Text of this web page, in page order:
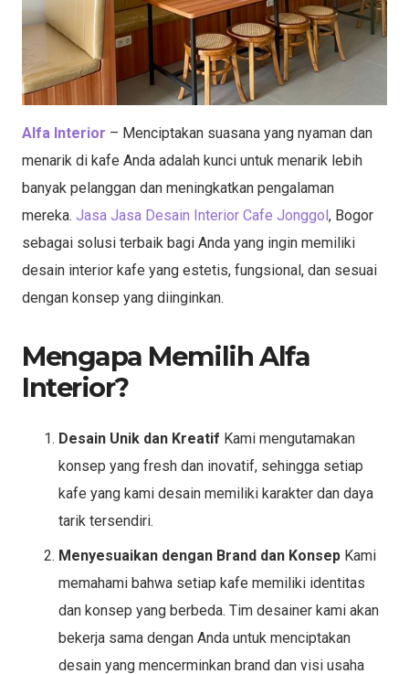
Alfa Interior – Menciptakan suasana yang nyaman dan
menarik di kafe Anda adalah kunci untuk menarik lebih
banyak pelanggan dan meningkatkan pengalaman
mereka. Jasa Jasa Desain Interior Cafe Jonggol, Bogor
sebagai solusi terbaik bagi Anda yang ingin memiliki
desain interior kafe yang estetis, fungsional, dan sesuai
dengan konsep yang diinginkan.
Mengapa Memilih Alfa
Interior?
Desain Unik dan Kreatif Kami mengutamakan
konsep yang fresh dan inovatif, sehingga setiap
kafe yang kami desain memiliki karakter dan daya
tarik tersendiri.
Menyesuaikan dengan Brand dan Konsep Kami
memahami bahwa setiap kafe memiliki identitas
dan konsep yang berbeda. Tim desainer kami akan
bekerja sama dengan Anda untuk menciptakan
desain yang mencerminkan brand dan visi usaha